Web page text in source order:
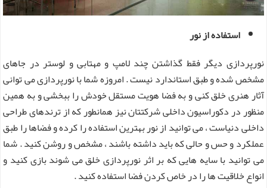
استفاده از نور
نورپردازی دیگر فقط گذاشتن چند لامپ و مهتابی و لوستر در جاهای
مشخص شده و طبق استاندارد نیست . امروزه شما با نورپردازی می توانی
آثار هنری خلق کنی و به فضا هویت مستقل خودش را ببخشی و به همین
منظور در دکوراسیون داخلی شرکتتان نیز همانطور که از ترندهای طراحی
داخلی دنیاست ، می توانید از نور بهترین استفاده را کرده و فضاها را طبق
عملکرد و حس و حالی که باید داشته باشند ، مشخص و روشن کنید . شما
می توانید با سایه هایی که بر اثر نورپردازی خلق می شوند بازی کنید و
انواع خلاقیت ها را در خاص کردن فضا استفاده کنید .